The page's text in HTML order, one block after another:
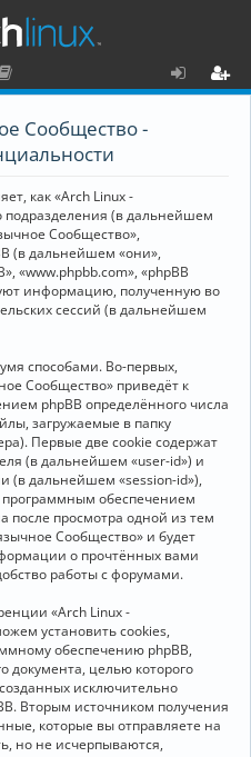
Сообщество -
как «Arch Linux -
подразделения (в дальнейшем
Сообщество»,
(в дальнейшем «они»,
«www.phpbb.com», «phpBB
информацию, полученную во
сессий (в дальнейшем
способами. Во-первых,
Сообщество» приведёт к
phpBB определённого числа
загружаемые в папку
Первые две cookie содержат
(в дальнейшем «user-id») и
(в дальнейшем «session-id»),
обеспечением
после просмотра одной из тем
Сообщество» и будет
о прочтённых вами
работы с форумами.
«Arch Linux -
установить cookies,
обеспечению phpBB,
документа, целью которого
исключительно
Вторым источником получения
которые вы отправляете на
но не исчерпываются,